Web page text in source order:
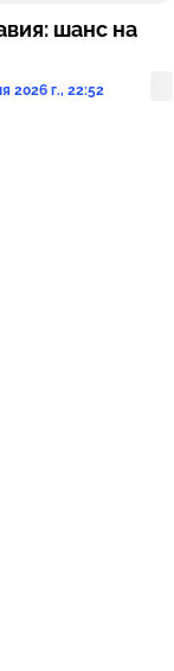
шанс на
2026 г., 22:52